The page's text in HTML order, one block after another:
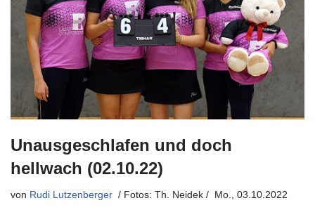
Unausgeschlafen und doch
hellwach (02.10.22)
von Rudi Lutzenberger Mo., 03.10.2022